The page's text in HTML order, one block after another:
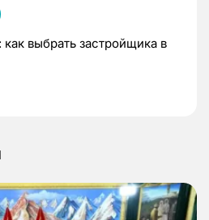
выбрать застройщика в